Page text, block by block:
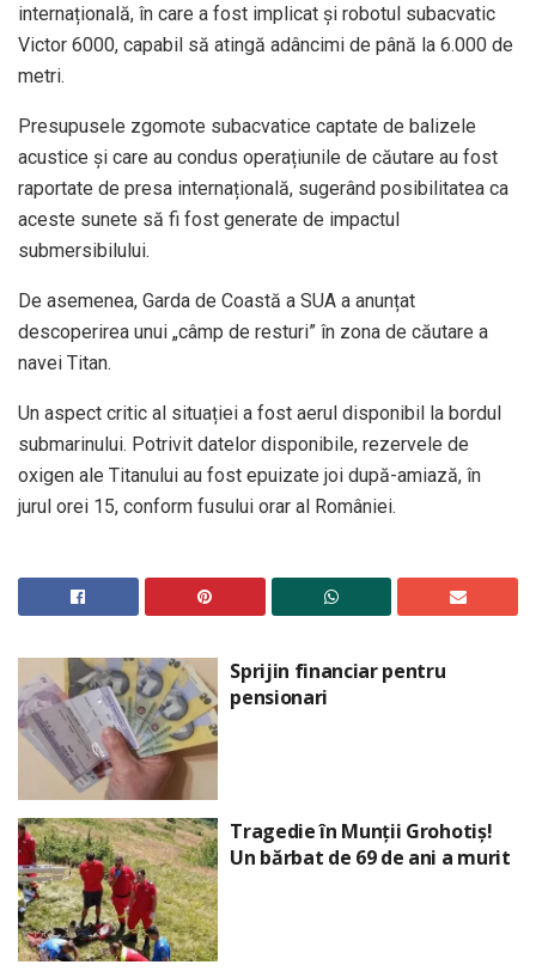
internațională, în care a fost implicat și robotul subacvatic
Victor 6000, capabil să atingă adâncimi de până la 6.000 de
metri.
Presupusele zgomote subacvatice captate de balizele
acustice și care au condus operațiunile de căutare au fost
raportate de presa internațională, sugerând posibilitatea ca
aceste sunete să fi fost generate de impactul
submersibilului.
De asemenea, Garda de Coastă a SUA a anunțat
descoperirea unui „câmp de resturi” în zona de căutare a
navei Titan.
Un aspect critic al situației a fost aerul disponibil la bordul
submarinului. Potrivit datelor disponibile, rezervele de
oxigen ale Titanului au fost epuizate joi după-amiază, în
jurul orei 15, conform fusului orar al României.
Sprijin financiar pentru
pensionari
Tragedie în Munții Grohotiș!
Un bărbat de 69 de ani a murit